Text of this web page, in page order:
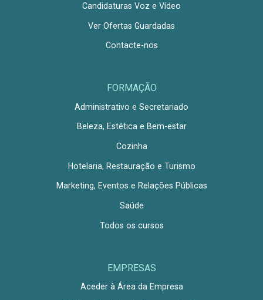
Candidaturas Voz e Vídeo
Ver Ofertas Guardadas
Contacte-nos
FORMAÇÃO
Administrativo e Secretariado
Beleza, Estética e Bem-estar
Cozinha
Hotelaria, Restauração e Turismo
Marketing, Eventos e Relações Públicas
Saúde
Todos os cursos
EMPRESAS
Aceder à Área da Empresa